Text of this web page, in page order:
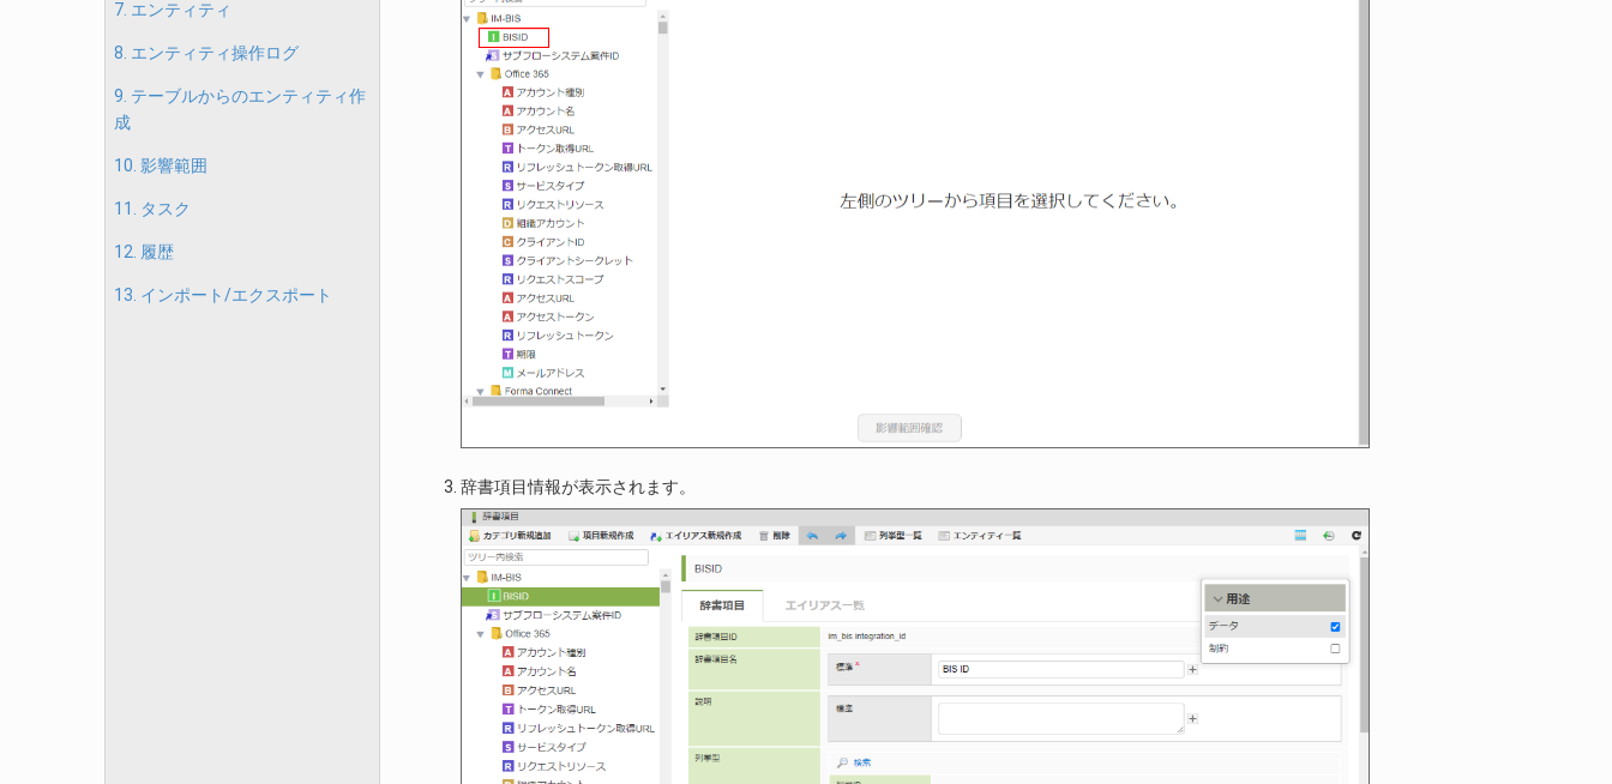
7. エンティティ
8. エンティティ操作ログ
9. テーブルからのエンティティ作
成
10. 影響範囲
11. タスク
12. 履歴
13. インポート/エクスポート
辞書項目情報が表示されます。